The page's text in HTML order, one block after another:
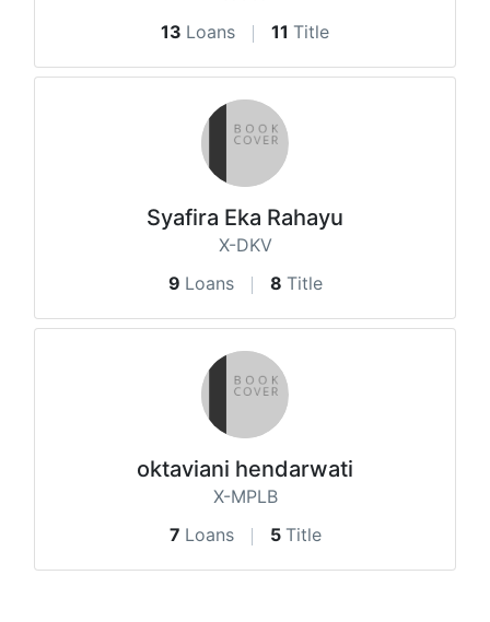
13 Loans 11 Title
Syafira Eka Rahayu
X-DKV
9 Loans 8 Title
oktaviani hendarwati
X-MPLB
7 Loans 5 Title